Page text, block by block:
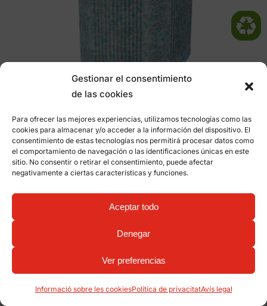
Gestionar el consentimiento
de las cookies
Para ofrecer las mejores experiencias, utilizamos tecnologías como las
cookies para almacenar y/o acceder a la información del dispositivo. El
consentimiento de estas tecnologías nos permitirá procesar datos como
el comportamiento de navegación o las identificaciones únicas en este
sitio. No consentir o retirar el consentimiento, puede afectar
negativamente a ciertas características y funciones.
Aceptar todo
Denegar
Ver preferencias
Informació sobre les cookiesPolítica de privacitatAvís legal
P-23I-OCEAN